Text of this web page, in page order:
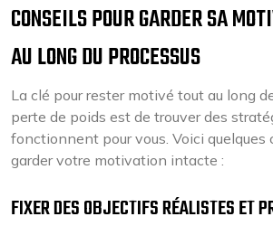
CONSEILS POUR GARDER SA
AU LONG DU PROCESSUS
La clé pour rester motivé tout au long
perte de poids est de trouver des
fonctionnent pour vous. Voici quelques
garder votre motivation intacte :
FIXER DES OBJECTIFS RÉALISTES ET